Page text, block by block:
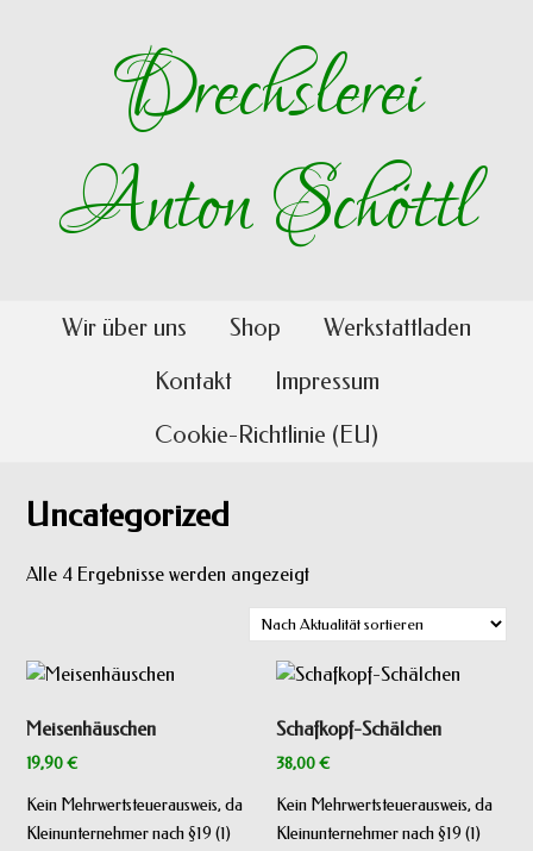
Drechslerei
Anton Schöttl
Wir über uns Shop
Werkstattladen
Kontakt
Impressum
Cookie-Richtlinie (EU)
Uncategorized
Alle 4 Ergebnisse werden angezeigtNach
sortiert
Meisenhäuschen
19,90€
Kein Mehrwertsteuerausweis, da
Kleinunternehmer nach §19 (1)
Schafkopf-Schälchen
38,00€
Kein Mehrwertsteuerausweis, da
Kleinunternehmer nach §19 (1)